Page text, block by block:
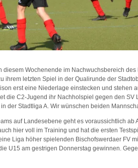
diesem Wochenende im Nachwuchsbereich
ihrem letzten Spiel in der Qualirunde der
erst eine Niederlage einstecken und stehen
die C2-Jugend ihr Nachholspiel gegen den
der Stadtliga A. Wir wünschen beiden
auf Landesebene geht es voraussichtlich
hier voll im Training und hat die ersten
Liga höher spielenden Bischofswerdaer FV
U15 am gestrigen Donnerstag gewinnen.